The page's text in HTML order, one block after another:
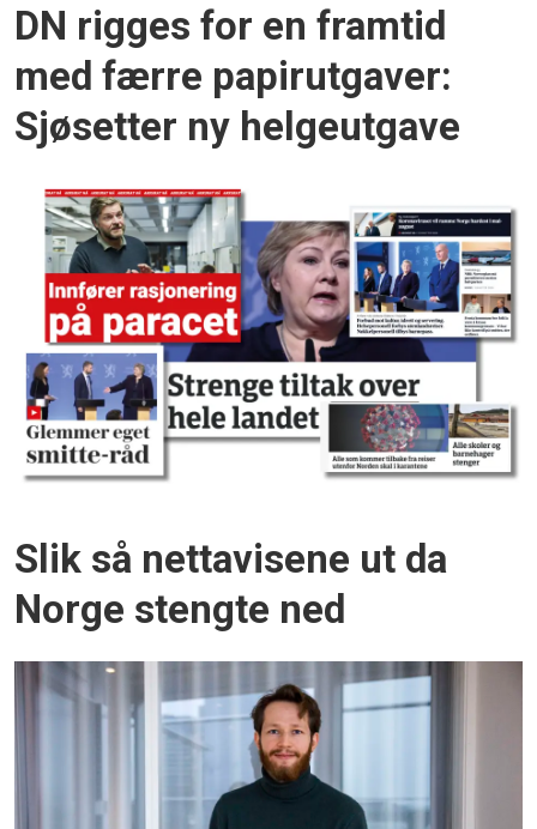
DN rigges for en framtid
med færre papirutgaver:
Sjøsetter ny helgeutgave
Slik så nettavisene ut da
Norge stengte ned